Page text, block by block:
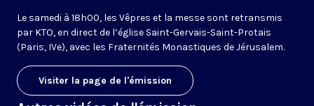
Le samedi à 18h00, les Vêpres et la messe sont retransmis
par KTO, en direct de l’église Saint-Gervais-Saint-Protais
(Paris, IVe), avec les Fraternités Monastiques de Jérusalem.
Visiter la page de l'émission